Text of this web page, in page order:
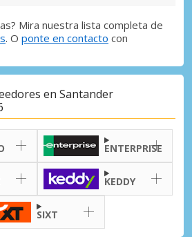
Mira nuestra lista completa de
. O ponte en contacto con
en Santander
ENTERPRISE
KEDDY
SIXT